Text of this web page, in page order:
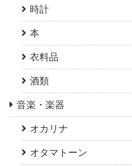
時計
本
衣料品
酒類
音楽・楽器
オカリナ
オタマトーン